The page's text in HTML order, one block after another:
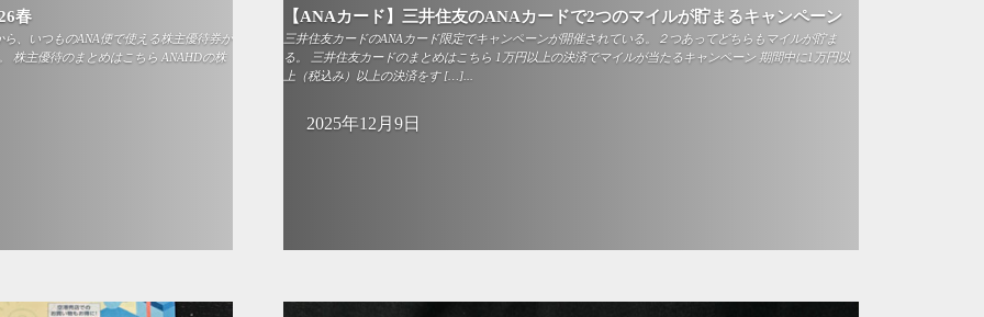
春
、いつものANA便で使える株主優待券が
株主優待のまとめはこちら ANAHDの株
【ANAカード】三井住友のANAカードで2つのマイルが貯まるキャンペーン
三井住友カードのANAカード限定でキャンペーンが開催されている。２つあってどちらもマイルが貯ま
る。 三井住友カードのまとめはこちら 1万円以上の決済でマイルが当たるキャンペーン 期間中に1万円以
上（税込み）以上の決済をす […]...
2025年12月9日